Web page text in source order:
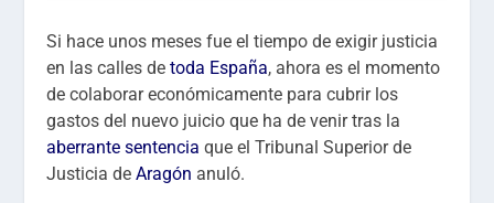
Si hace unos meses fue el tiempo de exigir justicia
en las calles detoda España, ahora es el momento
de colaborar económicamente para cubrir los
gastos del nuevo juicio que ha de venir tras la
aberrante sentencia que el Tribunal Superior de
Justicia deAragón anuló.